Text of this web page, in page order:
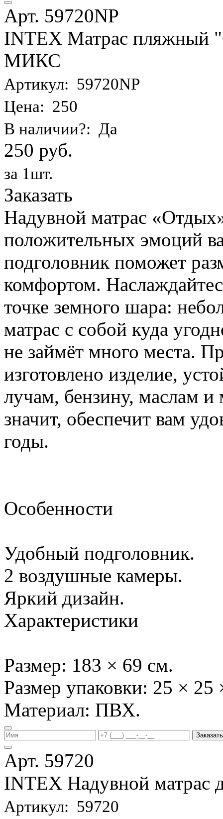
Арт. 59720NP
INTEX Матрас пляжный
МИКС
Артикул: 59720NP
Цена: 250
В наличии?: Да
250 руб.
за 1шт.
Заказать
Надувной матрас
положительных эмоций
подголовник поможет
комфортом.
точке земного шара:
матрас с собой куда
не займёт много места.
изготовлено изделие,
лучам, бензину, маслам
значит, обеспечит вам
годы.
Особенности
Удобный подголовник.
2 воздушные камеры.
Яркий дизайн.
Характеристики
Размер: 183 × 69 см.
Размер упаковки: 25 × 25
Материал: ПВХ.
Заказать
Арт. 59720
INTEX Надувной матрас
Артикул: 59720